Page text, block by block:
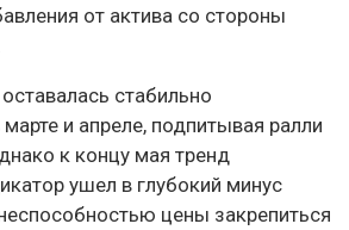
от актива со стороны
стабильно
и апреле, подпитывая ралли
к концу мая тренд
ушел в глубокий минус
цены закрепиться